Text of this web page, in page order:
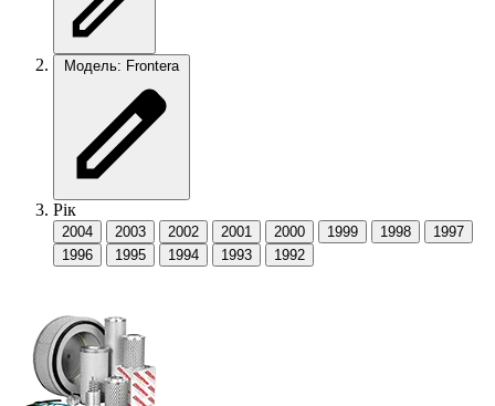
Модель: Frontera
Рік
2004 2003 2002 2001 2000 1999 1998
1997
1996
1995 1994 1993 1992